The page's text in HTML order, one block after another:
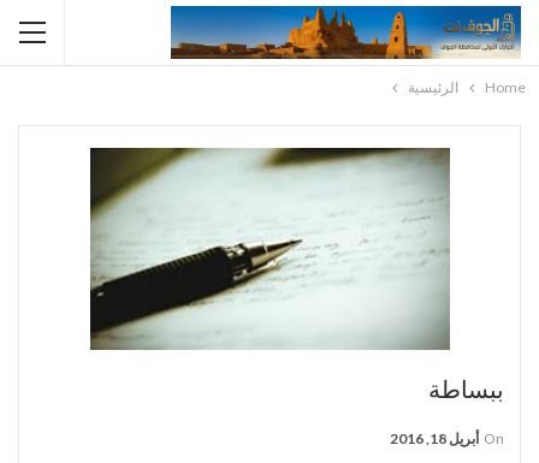
Home الرئيسية
ببساطة
On أبريل 18, 2016